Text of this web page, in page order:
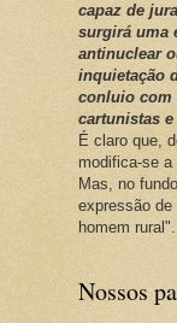
capaz de
surgirá uma
antinuclear
inquietação
conluio com
cartunistas
É claro que,
modifica-se a
Mas, no
expressão de
homem rural".
Nossos